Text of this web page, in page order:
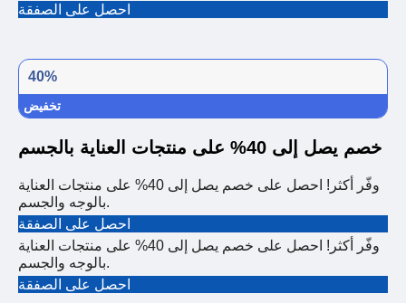
احصل على الصفقة
40%
تخفيض
خصم يصل إلى 40% على منتجات العناية بالجسم
وفّر أكثر! احصل على خصم يصل إلى 40% على منتجات العناية
بالوجه والجسم.
احصل على الصفقة
وفّر أكثر! احصل على خصم يصل إلى 40% على منتجات العناية
بالوجه والجسم.
احصل على الصفقة